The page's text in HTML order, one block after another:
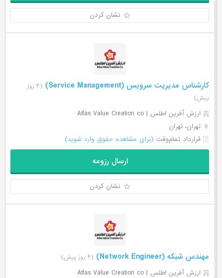
نشان کردن
کارشناس مدیریت سرویس (Service Management)
(۴ روز
پیش)
ارزش آفرین اطلس | Atlas Value Creation co
تهران، تهران
قرارداد تمام‌وقت (برای مشاهده حقوق وارد شوید)
ارسال رزومه
نشان کردن
مهندس شبکه (Network Engineer) (۴ روز پیش)
ارزش آفرین اطلس | Atlas Value Creation co